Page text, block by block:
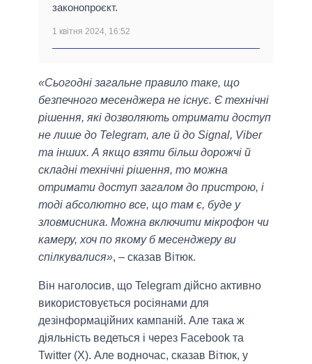
законопроєкт.
1 квітня 2024, 16:52
«Сьогодні загальне правило таке, що
безпечного месенджера не існує. Є технічні
рішення, які дозволяють отримати доступ
не лише до Telegram, але й до Signal, Viber
та інших. А якщо взяти більш дорожчі й
складні технічні рішення, то можна
отримати доступ загалом до пристрою, і
тоді абсолютно все, що там є, буде у
зловмисника. Можна включити мікрофон чи
камеру, хоч по якому б месенджеру ви
спілкувалися», – сказав Вітюк.
Він наголосив, що Telegram дійсно активно
використовується росіянами для
дезінформаційних кампаній. Але така ж
діяльність ведеться і через Facebook та
Twitter (Х). Але водночас, сказав Вітюк, у